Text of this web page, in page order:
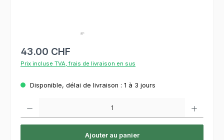
43.00 CHF
Prix incluse TVA, frais de livraison en sus
Disponible, délai de livraison : 1 à 3 jours
Ajouter au panier